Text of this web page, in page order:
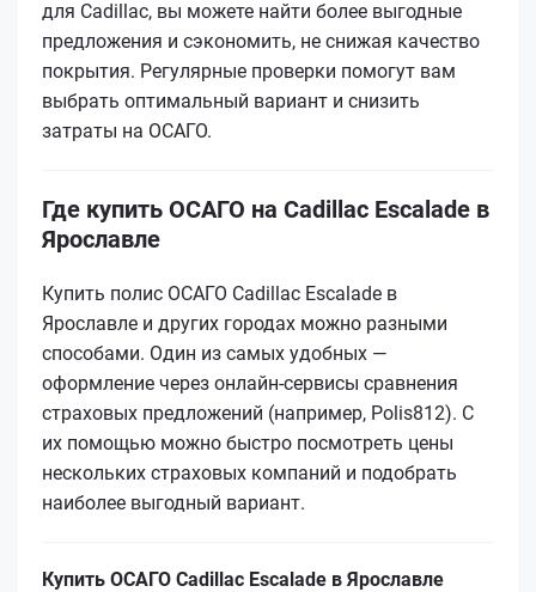
для Cadillac, вы можете найти более выгодные
предложения и сэкономить, не снижая качество
покрытия. Регулярные проверки помогут вам
выбрать оптимальный вариант и снизить
затраты на ОСАГО.
Где купить ОСАГО на Cadillac Escalade в
Ярославле
Купить полис ОСАГО Cadillac Escalade в
Ярославле и других городах можно разными
способами. Один из самых удобных —
оформление через онлайн-сервисы сравнения
страховых предложений (например, Polis812). С
их помощью можно быстро посмотреть цены
нескольких страховых компаний и подобрать
наиболее выгодный вариант.
Купить ОСАГО Cadillac Escalade в Ярославле